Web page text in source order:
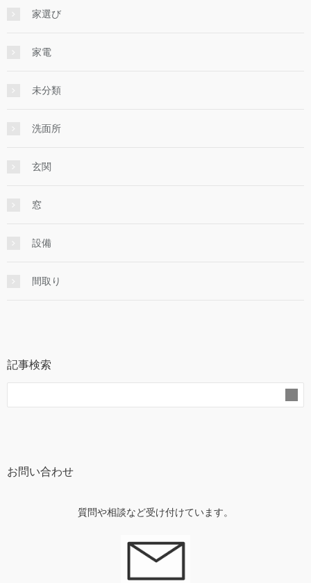
家選び
家電
未分類
洗面所
玄関
窓
設備
間取り
記事検索
お問い合わせ
質問や相談など受け付けています。